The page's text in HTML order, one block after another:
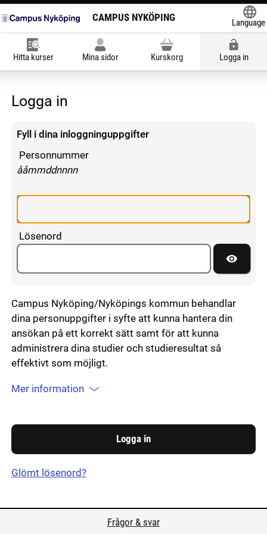
CAMPUS NYKÖPING
Language
Hitta kurser Mina sidor Kurskorg Logga in
Logga in
Fyll i dina inloggninguppgifter
Personnummer
enligt följande mönster:
ååmmddnnnn
Lösenord
Visa
Campus Nyköping/Nyköpings kommun behandlar
dina personuppgifter i syfte att kunna hantera din
ansökan på ett korrekt sätt samt för att kunna
administrera dina studier och studieresultat så
effektivt som möjligt.
Mer information
Glömt lösenord?
Frågor & svar